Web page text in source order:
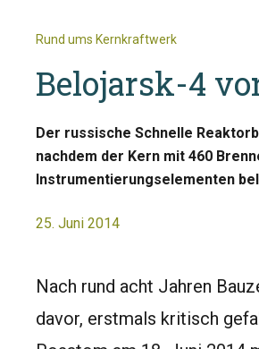
Rund ums Kernkraftwerk
Belojarsk-4
Der russische Schnelle
nachdem der Kern mit 460
Instrumentierungselementen
25. Juni 2014
Nach rund acht Jahren
davor, erstmals kritisch